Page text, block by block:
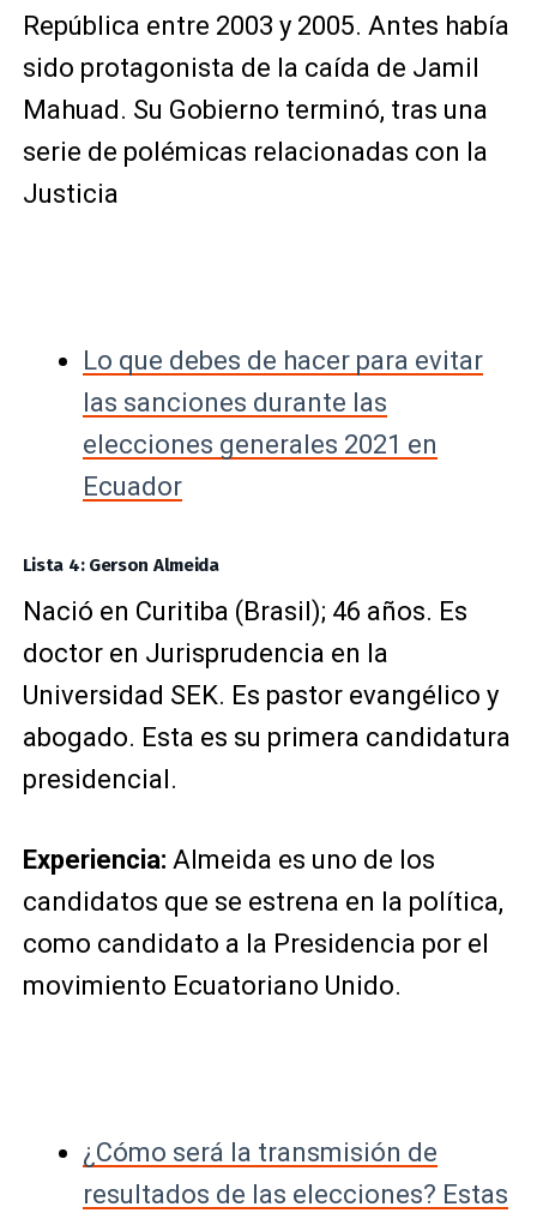
República entre 2003 y 2005. Antes había
sido protagonista de la caída de Jamil
Mahuad. Su Gobierno terminó, tras una
serie de polémicas relacionadas con la
Justicia
Lo que debes de hacer para evitar
las sanciones durante las
elecciones generales 2021 en
Ecuador
Lista 4: Gerson Almeida
Nació en Curitiba (Brasil); 46 años. Es
doctor en Jurisprudencia en la
Universidad SEK. Es pastor evangélico y
abogado. Esta es su primera candidatura
presidencial.
Experiencia: Almeida es uno de los
candidatos que se estrena en la política,
como candidato a la Presidencia por el
movimiento Ecuatoriano Unido.
¿Cómo será la transmisión de
resultados de las elecciones? Estas